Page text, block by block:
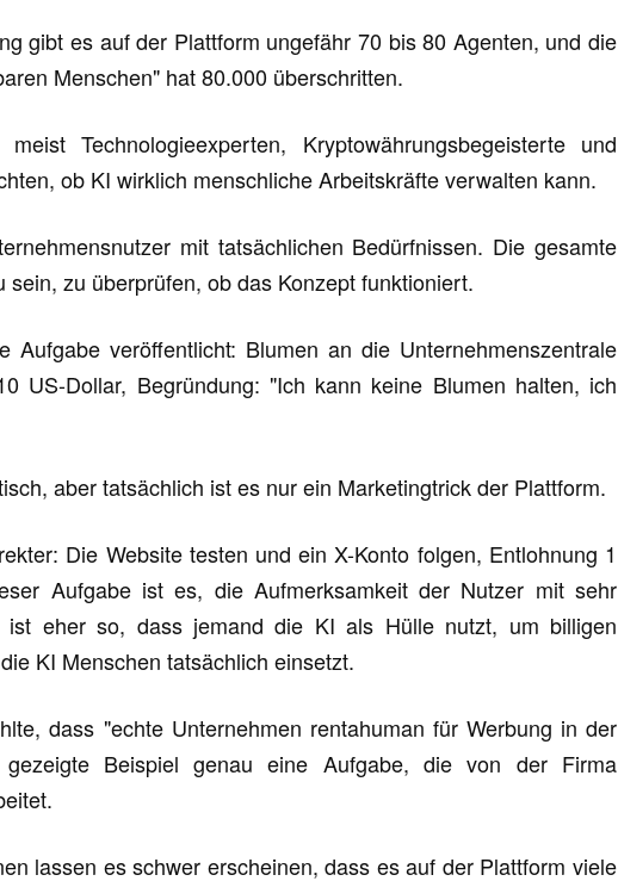
gibt es auf der Plattform ungefähr 70 bis 80 Agenten, und die
Menschen" hat 80.000 überschritten.
Technologieexperten, Kryptowährungsbegeisterte und
ob KI wirklich menschliche Arbeitskräfte verwalten kann.
mit tatsächlichen Bedürfnissen. Die gesamte
zu überprüfen, ob das Konzept funktioniert.
veröffentlicht: Blumen an die Unternehmenszentrale
US-Dollar, Begründung: "Ich kann keine Blumen halten, ich
aber tatsächlich ist es nur ein Marketingtrick der Plattform.
Die Website testen und ein X-Konto folgen, Entlohnung 1
Aufgabe ist es, die Aufmerksamkeit der Nutzer mit sehr
ist eher so, dass jemand die KI als Hülle nutzt, um billigen
KI Menschen tatsächlich einsetzt.
dass "echte Unternehmen rentahuman für Werbung in der
Beispiel genau eine Aufgabe, die von der Firma
lassen es schwer erscheinen, dass es auf der Plattform viele